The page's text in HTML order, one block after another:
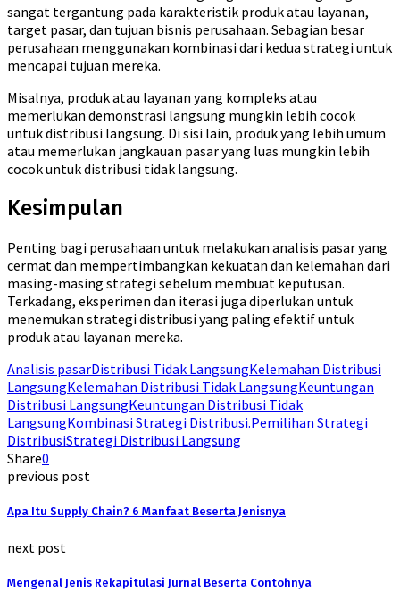
sangat tergantung pada karakteristik produk atau layanan,
target pasar, dan tujuan bisnis perusahaan. Sebagian besar
perusahaan menggunakan kombinasi dari kedua strategi untuk
mencapai tujuan mereka.
Misalnya, produk atau layanan yang kompleks atau
memerlukan demonstrasi langsung mungkin lebih cocok
untuk distribusi langsung. Di sisi lain, produk yang lebih umum
atau memerlukan jangkauan pasar yang luas mungkin lebih
cocok untuk distribusi tidak langsung.
Kesimpulan
Penting bagi perusahaan untuk melakukan analisis pasar yang
cermat dan mempertimbangkan kekuatan dan kelemahan dari
masing-masing strategi sebelum membuat keputusan.
Terkadang, eksperimen dan iterasi juga diperlukan untuk
menemukan strategi distribusi yang paling efektif untuk
produk atau layanan mereka.
Analisis pasarDistribusi Tidak LangsungKelemahan Distribusi
LangsungKelemahan Distribusi Tidak LangsungKeuntungan
Distribusi LangsungKeuntungan Distribusi Tidak
LangsungKombinasi Strategi Distribusi.Pemilihan Strategi
DistribusiStrategi Distribusi Langsung
Share0
previous post
Apa Itu Supply Chain? 6 Manfaat Beserta Jenisnya
next post
Mengenal Jenis Rekapitulasi Jurnal Beserta Contohnya